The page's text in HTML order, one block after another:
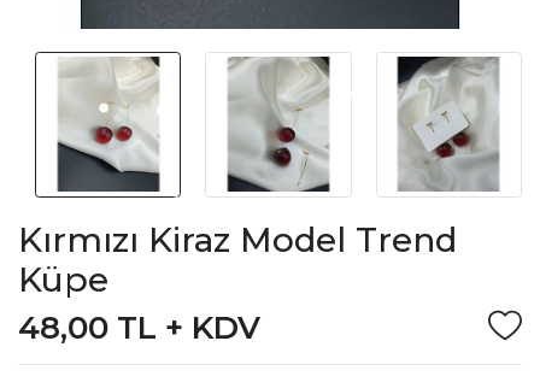
Kırmızı Kiraz Model Trend
Küpe
48,00 TL + KDV